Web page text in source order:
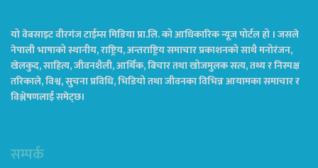
यो वेबसाइट वीरगंज टाईम्स मिडिया प्रा.लि. को आधिकारिक न्यूज पोर्टल हो । जसले
नेपाली भाषाको स्थानीय, राष्ट्रिय, अन्तराष्ट्रिय समाचार प्रकाशनको साथै मनोरंजन,
खेलकुद, साहित्य, जीवनशैली, आर्थिक, बिचार तथा खोजमुलक सत्य, तथ्य र निस्पक्ष
तरिकाले, विश्व, सुचना प्रविधि, भिडियो तथा जीवनका विभिन्न आयामका समाचार र
विश्लेषणलाई समेट्छ।
सम्पर्क